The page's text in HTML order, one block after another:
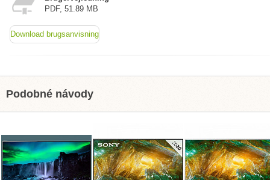
PDF, 51.89 MB
Download brugsanvisning
Podobné návody